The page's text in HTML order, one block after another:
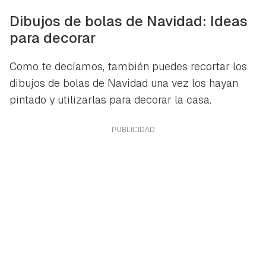
Dibujos de bolas de Navidad: Ideas
para decorar
Como te decíamos, también puedes recortar los
dibujos de bolas de Navidad una vez los hayan
pintado y utilizarlas para decorar la casa.